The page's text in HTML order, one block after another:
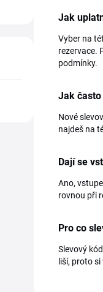
Jak
Vyber na
rezervace.
podmínky.
Jak
Nové
najdeš na
Dají se
Ano,
rovnou při
Pro co
Slevový
liší, proto